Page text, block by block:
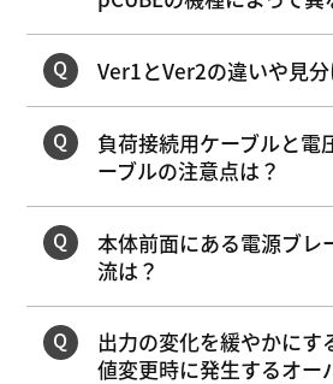
Ver1とVer2の違いや見分
負荷接続用ケーブルと電
ーブルの注意点は？
本体前面にある電源ブレ
流は？
出力の変化を緩やかにす
値変更時に発生するオー